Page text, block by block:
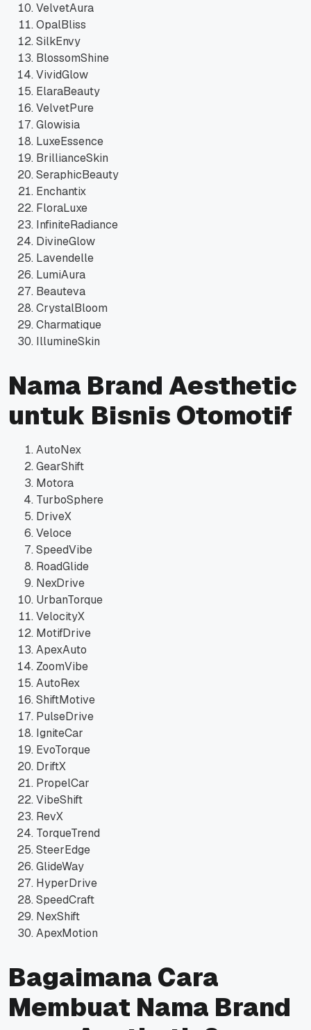
VelvetAura
OpalBliss
SilkEnvy
BlossomShine
VividGlow
ElaraBeauty
VelvetPure
Glowisia
LuxeEssence
BrillianceSkin
SeraphicBeauty
Enchantix
FloraLuxe
InfiniteRadiance
DivineGlow
Lavendelle
LumiAura
Beauteva
CrystalBloom
Charmatique
IllumineSkin
Nama Brand Aesthetic
untuk Bisnis Otomotif
AutoNex
GearShift
Motora
TurboSphere
DriveX
Veloce
SpeedVibe
RoadGlide
NexDrive
UrbanTorque
VelocityX
MotifDrive
ApexAuto
ZoomVibe
AutoRex
ShiftMotive
PulseDrive
IgniteCar
EvoTorque
DriftX
PropelCar
VibeShift
RevX
TorqueTrend
SteerEdge
GlideWay
HyperDrive
SpeedCraft
NexShift
ApexMotion
Bagaimana Cara
Membuat Nama Brand